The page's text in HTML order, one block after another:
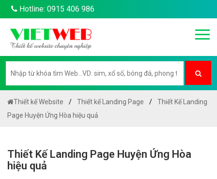
Hotline: 0915 406 986
Thiết kế Website Thiết kế Landing Page
Thiết Kế Landing
Page Huyện Ứng Hòa hiệu quả
Thiết Kế Landing Page Huyện Ứng Hòa
hiệu quả